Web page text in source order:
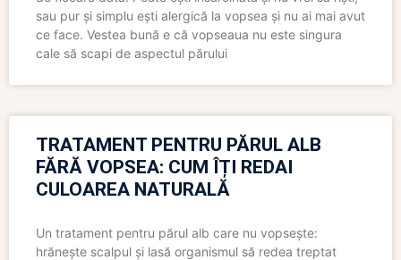
sau pur și simplu ești alergică la vopsea și nu ai mai avut
ce face. Vestea bună e că vopseaua nu este singura
cale să scapi de aspectul părului
TRATAMENT PENTRU PĂRUL ALB
FĂRĂ VOPSEA: CUM ÎȚI REDAI
CULOAREA NATURALĂ
Un tratament pentru părul alb care nu vopsește:
hrănește scalpul și lasă organismul să redea treptat